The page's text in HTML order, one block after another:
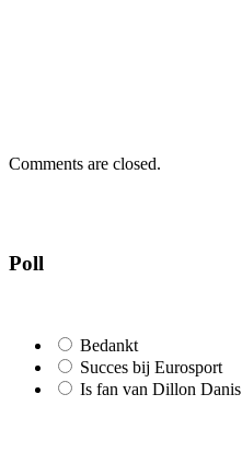
Comments are closed.
Poll
Bedankt
Succes bij Eurosport
Is fan van Dillon Danis